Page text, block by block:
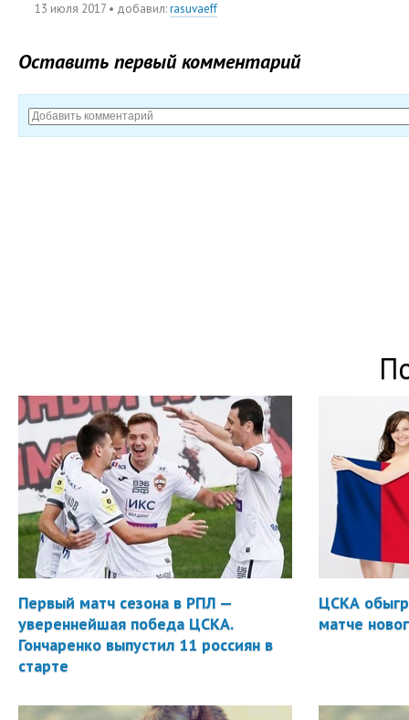
13 июля 2017 • добавил:rasuvaeff
Оставить первый комментарий
Первый матч сезона в РПЛ —
увереннейшая победа ЦСКА.
Гончаренко выпустил 11 россиян в
старте
ЦСКА
матче